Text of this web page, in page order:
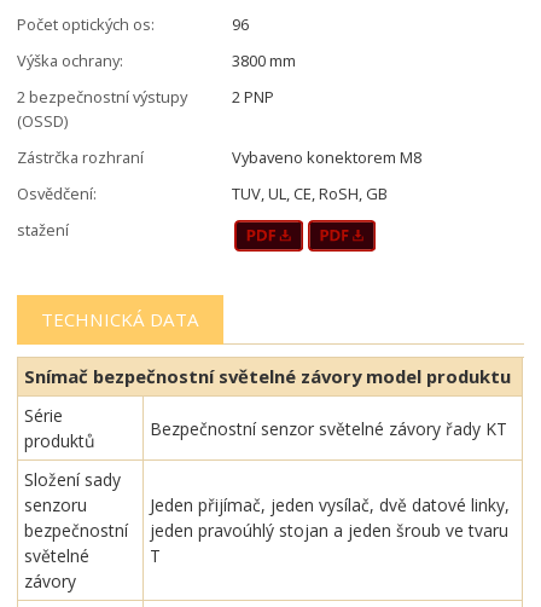
Počet optických os:
96
Výška ochrany:
3800 mm
2 bezpečnostní výstupy
(OSSD)
2 PNP
Zástrčka rozhraní
Vybaveno konektorem M8
Osvědčení:
TUV, UL, CE, RoSH, GB
stažení
TECHNICKÁ DATA
Snímač bezpečnostní světelné závory model produktu
Série
produktů
Bezpečnostní senzor světelné závory řady KT
Složení sady
senzoru
bezpečnostní
světelné
závory
Jeden přijímač, jeden vysílač, dvě datové linky,
jeden pravoúhlý stojan a jeden šroub ve tvaru
T